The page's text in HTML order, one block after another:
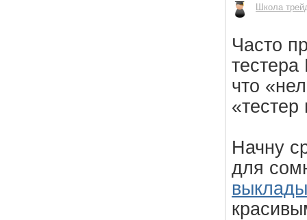
Школа
Часто
тестера
что
«тестер
Начну
для